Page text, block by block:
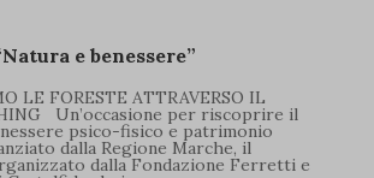
e benessere”
LE FORESTE ATTRAVERSO IL
Un’occasione per riscoprire il
psico-fisico e patrimonio
dalla Regione Marche, il
dalla Fondazione Ferretti e